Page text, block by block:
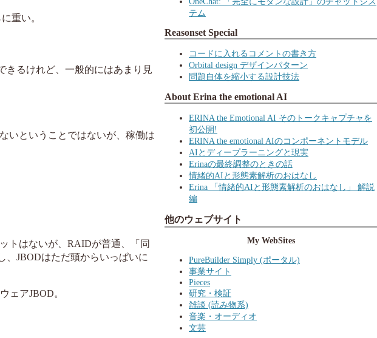
重い。
きるけれど、一般的にはあまり見
いということではないが、稼働は
トはないが、RAIDが普通、「同
、JBODはただ頭からいっぱいに
ェアJBOD。
テム
Reasonset Special
コードに入れるコメントの書き方
Orbital design デザインパターン
問題自体を縮小する設計技法
About Erina the emotional AI
ERINA the Emotional AI そのトークキャプチャを
初公開!
ERINA the emotional AIのコンポーネントモデル
AIとディープラーニングと現実
Erinaの最終調整のときの話
情緒的AIと形態素解析のおはなし
Erina 「情緒的AIと形態素解析のおはなし」 解説
編
他のウェブサイト
My WebSites
PureBuilder Simply (ポータル)
事業サイト
Pieces
研究・検証
雑談 (読み物系)
音楽・オーディオ
文芸